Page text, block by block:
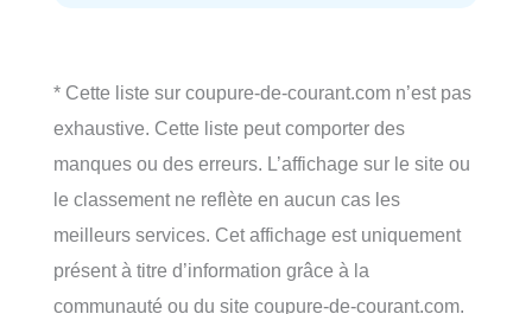
* Cette liste sur coupure-de-courant.com n’est pas
exhaustive. Cette liste peut comporter des
manques ou des erreurs. L’affichage sur le site ou
le classement ne reflète en aucun cas les
meilleurs services. Cet affichage est uniquement
présent à titre d’information grâce à la
communauté ou du site coupure-de-courant.com.